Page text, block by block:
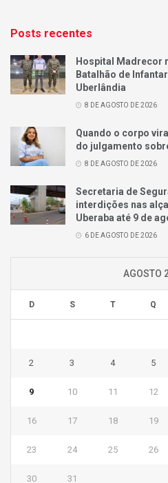
Posts recentes
Hospital Madrecor
Batalhão de
Uberlândia
8 DE AGOSTO DE 2026
Quando o corpo
do julgamento
8 DE AGOSTO DE 2026
Secretaria de
interdições nas
Uberaba até 9 de
6 DE AGOSTO DE 2026
AGOSTO
D S T Q
2 3 4 5
9 10 11 12
16 17 18 19
23 24 25 26
30 31